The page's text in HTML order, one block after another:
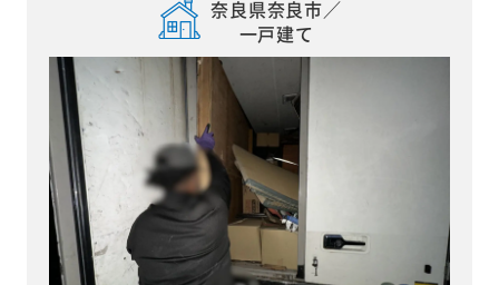
奈良県奈良市／
一戸建て